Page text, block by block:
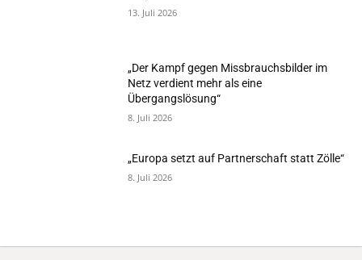
13. Juli 2026
„Der Kampf gegen Missbrauchsbilder im
Netz verdient mehr als eine
Übergangslösung“
8. Juli 2026
„Europa setzt auf Partnerschaft statt Zölle“
8. Juli 2026